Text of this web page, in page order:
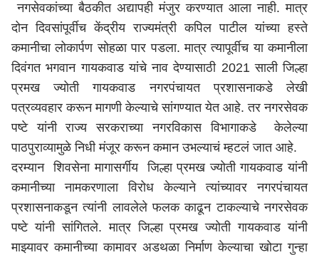
नगसेवकांच्या बैठकीत अद्यापही मंजुर करण्यात आला नाही. मात्र
दोन दिवसांपूर्वीच केंद्रीय राज्यमंत्री कपिल पाटील यांच्या हस्ते
कमानीचा लोकार्पण सोहळा पार पडला. मात्र त्यापूर्वीच या कमानीला
दिवंगत भगवान गायकवाड यांचे नाव देण्यासाठी 2021 साली जिल्हा
प्रमख ज्योती गायकवाड नगरपंचायत प्रशासनाकडे लेखी
पत्रव्यवहार करून मागणी केल्याचे सांगण्यात येत आहे. तर नगरसेवक
पष्टे यांनी राज्य सरकराच्या नगरविकास विभागाकडे केलेल्या
पाठपुराव्यामुळे निधी मंजूर करून कमान उभल्याचं म्हटलं जात आहे.
दरम्यान शिवसेना मागासर्गीय जिल्हा प्रमख ज्योती गायकवाड यांनी
कमानीच्या नामकरणाला विरोध केल्याने त्यांच्यावर नगरपंचायत
प्रशासनाकडून त्यांनी लावलेले फलक काढून टाकल्याचे नगरसेवक
पष्टे यांनी सांगितले. मात्र जिल्हा प्रमख ज्योती गायकवाड यांनी
माझ्यावर कमानीच्या कामावर अडथळा निर्माण केल्याचा खोटा गुन्हा